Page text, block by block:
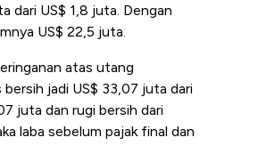
dari US$ 1,8 juta. Dengan
US$ 22,5 juta.
atas utang
jadi US$ 33,07 juta dari
juta dan rugi bersih dari
laba sebelum pajak final dan